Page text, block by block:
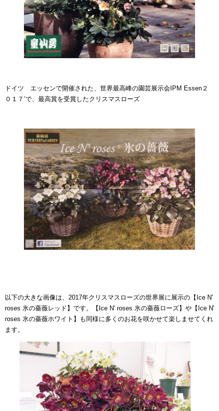
ドイツ エッセンで開催された、世界最高峰の園芸展示会IPM Essen２
０１７’で、最高賞を受賞したクリスマスローズ
以下の大きな画像は、2017年クリスマスローズの世界展に展示の【Ice N'
roses 氷の薔薇レッド】です。【Ice N' roses 氷の薔薇ローズ】や【Ice N'
roses 氷の薔薇ホワイト】も同様に多くのお花を咲かせて楽しませてくれ
ます。